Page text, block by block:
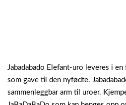
Jabadabado Elefant-uro leveres i
som gave til den nyfødte.
sammenleggbar arm til uroer.